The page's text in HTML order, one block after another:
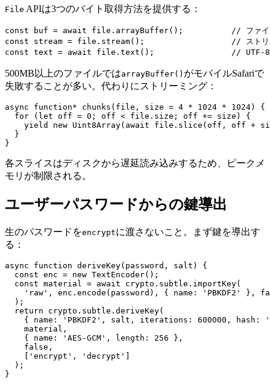
File APIは3つのバイト取得方法を提供する：
const buf = await file.arrayBuffer();          // ファイ
const stream = file.stream();                  // ストリー
500MB以上のファイルではarrayBuffer() がモバイルSafariで
失敗することが多い。代わりにストリーミング：
async function* chunks(file, size = 4 * 1024 * 1024) {
  for (let off = 0; off < file.size; off += size) {
yield new Uint8Array(await file.slice(off, off +
  }
各スライスはディスクから遅延読み込みするため、ピークメ
モリが制限される。
ユーザーパスワードからの鍵導出
生のパスワードをencryptに渡さないこと。まず鍵を導出す
る：
async function deriveKey(password, salt) {
  const enc = new TextEncoder();
  const material = await crypto.subtle.importKey(
'raw', enc.encode(password), { name: 'PBKDF2' },
  );
  return crypto.subtle.deriveKey(
{ name: 'PBKDF2', salt, iterations: 600000, hash:
    material,
    { name: 'AES-GCM', length: 256 },
    false,
    ['encrypt', 'decrypt']
  );